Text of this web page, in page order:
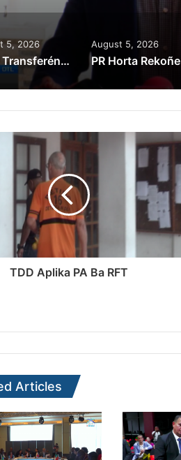
5, 2026
Kazu Transferénsia Osan Millaun 42 Husi Singapura, Advogadu Sei Halo Rekursu
August 5, 2026
TDD Aplika PA Ba RFT
Articles